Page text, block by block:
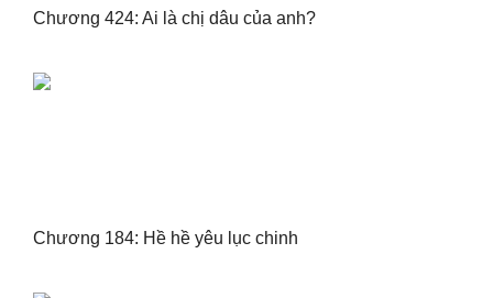
Chương 424: Ai là chị dâu của anh?
Chương 184: Hề hề yêu lục chinh